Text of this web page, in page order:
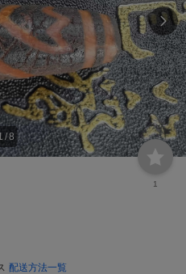
/8
1
配送方法一覧